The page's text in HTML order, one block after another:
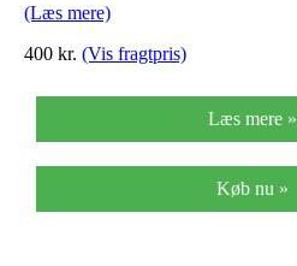
(Læs mere)
400 kr. (Vis fragtpris)
Læs mere »
Køb nu »